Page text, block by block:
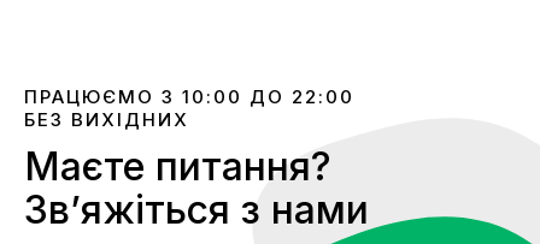
ПРАЦЮЄМО З 10:00 ДО 22:00
БЕЗ ВИХІДНИХ
Маєте питання?
Звʼяжіться з нами